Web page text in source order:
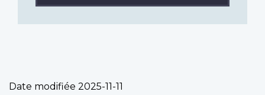
Date modifiée 2025-11-11